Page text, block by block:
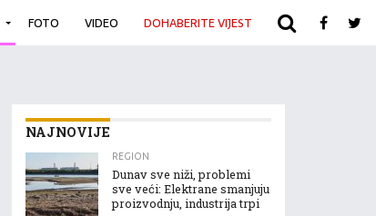
FOTO VIDEO DOHABERITE VIJEST ARHIVA
NAJNOVIJE
REGION
Dunav sve niži, problemi
sve veći: Elektrane smanjuju
proizvodnju, industrija trpi